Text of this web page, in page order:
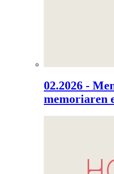
02.2026 -
memoriaren